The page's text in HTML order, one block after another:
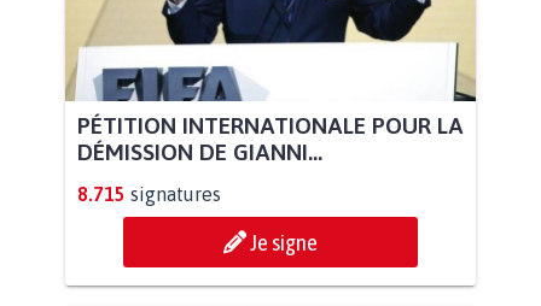
PÉTITION INTERNATIONALE POUR LA
DÉMISSION DE GIANNI...
8.715 signatures
Je signe